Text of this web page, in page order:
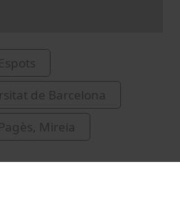
Espots
de Barcelona
Mireia